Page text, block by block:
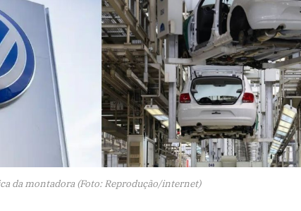
da montadora (Foto: Reprodução/internet)